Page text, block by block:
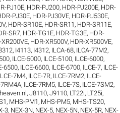
PJ10E, HDR-PJ200, HDR-PJ200E, HDR-
PJ30E, HDR-PJ30VE, HDR-PJ530E,
, HDR-SR10E, HDR-SR11 , HDR-SR11E,
SR7, HDR-TG1E, HDR-TG3E, HDR-
XR200VE, HDR-XR500V, HDR-XR500VE,
, I4113, I4312, ILCA-68, ILCA-77M2,
, ILCE-5000, ILCE-5100, ILCE-6000,
6500, ILCE-6600, ILCE-6700, ILCE-7, ILCE-
7M4, ILCE-7R, ILCE-7RM2, ILCE-
7RM4A, ILCE-7RM5, ILCE-7S, ILCE-7SM2,
,J8110,J9110, LT22i, LT25i,
, MHS-PM1 , MHS-PM5, MHS-TS20,
3, NEX-3N, NEX-5, NEX-5N, NEX-5R, NEX-